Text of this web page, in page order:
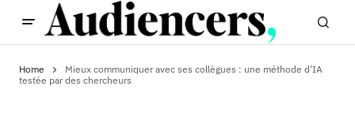
Home
Mieux communiquer avec ses collègues : une méthode d’IA
testée par des chercheurs